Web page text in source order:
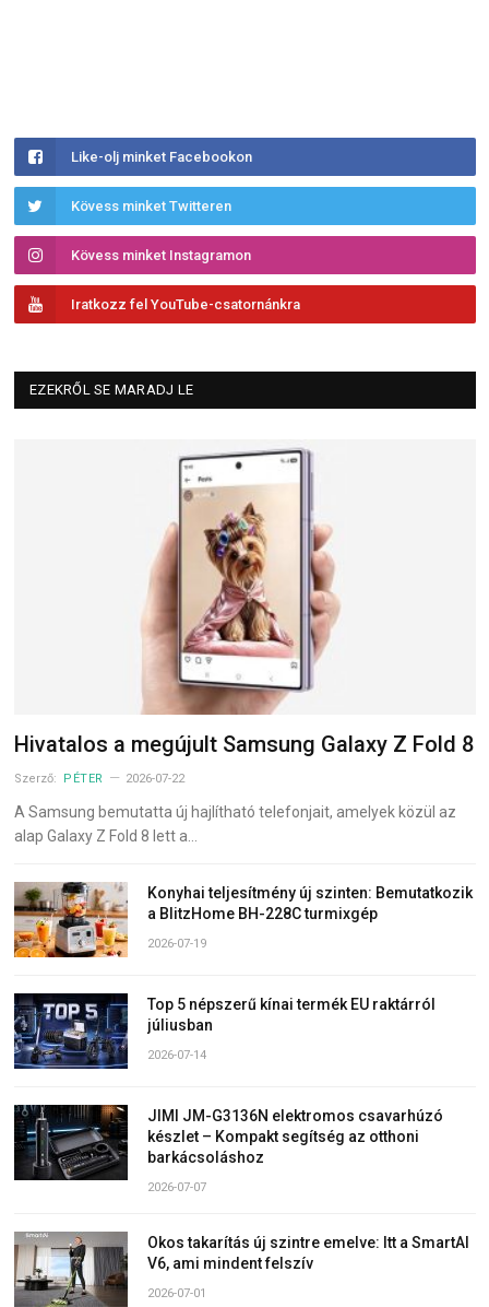
Like-olj minket Facebookon
Kövess minket Twitteren
Kövess minket Instagramon
Iratkozz fel YouTube-csatornánkra
EZEKRŐL SE MARADJ LE
Hivatalos a megújult Samsung Galaxy Z Fold 8
Szerző: PÉTER 2026-07-22
A Samsung bemutatta új hajlítható telefonjait, amelyek közül az
alap Galaxy Z Fold 8 lett a…
Konyhai teljesítmény új szinten: Bemutatkozik
a BlitzHome BH-228C turmixgép
2026-07-19
Top 5 népszerű kínai termék EU raktárról
júliusban
2026-07-14
JIMI JM-G3136N elektromos csavarhúzó
készlet – Kompakt segítség az otthoni
barkácsoláshoz
2026-07-07
Okos takarítás új szintre emelve: Itt a SmartAI
V6, ami mindent felszív
2026-07-01